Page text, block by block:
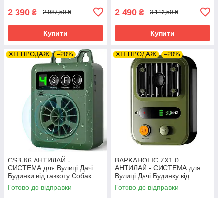
2 390 ₴ 2 987,50 ₴
Купити
2 490 ₴ 3 112,50 ₴
Купити
ХІТ ПРОДАЖ –20%
CSB-К6 АНТИЛАЙ -
СИСТЕМА для Вулиці Дачі
Будинки від гавкоту Собак
ультразвук, PETON
Готово до відправки
ХІТ ПРОДАЖ –20%
BARKAHOLIC ZX1.0
АНТИЛАЙ - СИСТЕМА для
Вулиці Дачі Будинку від
гавкоту Собак ультразвук
Готово до відправки